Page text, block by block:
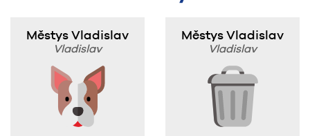
Městys Vladislav
Vladislav
Městys Vladislav
Vladislav